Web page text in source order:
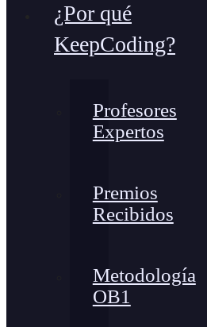
¿Por qué
KeepCoding?
Profesores
Expertos
Premios
Recibidos
Metodología
OB1